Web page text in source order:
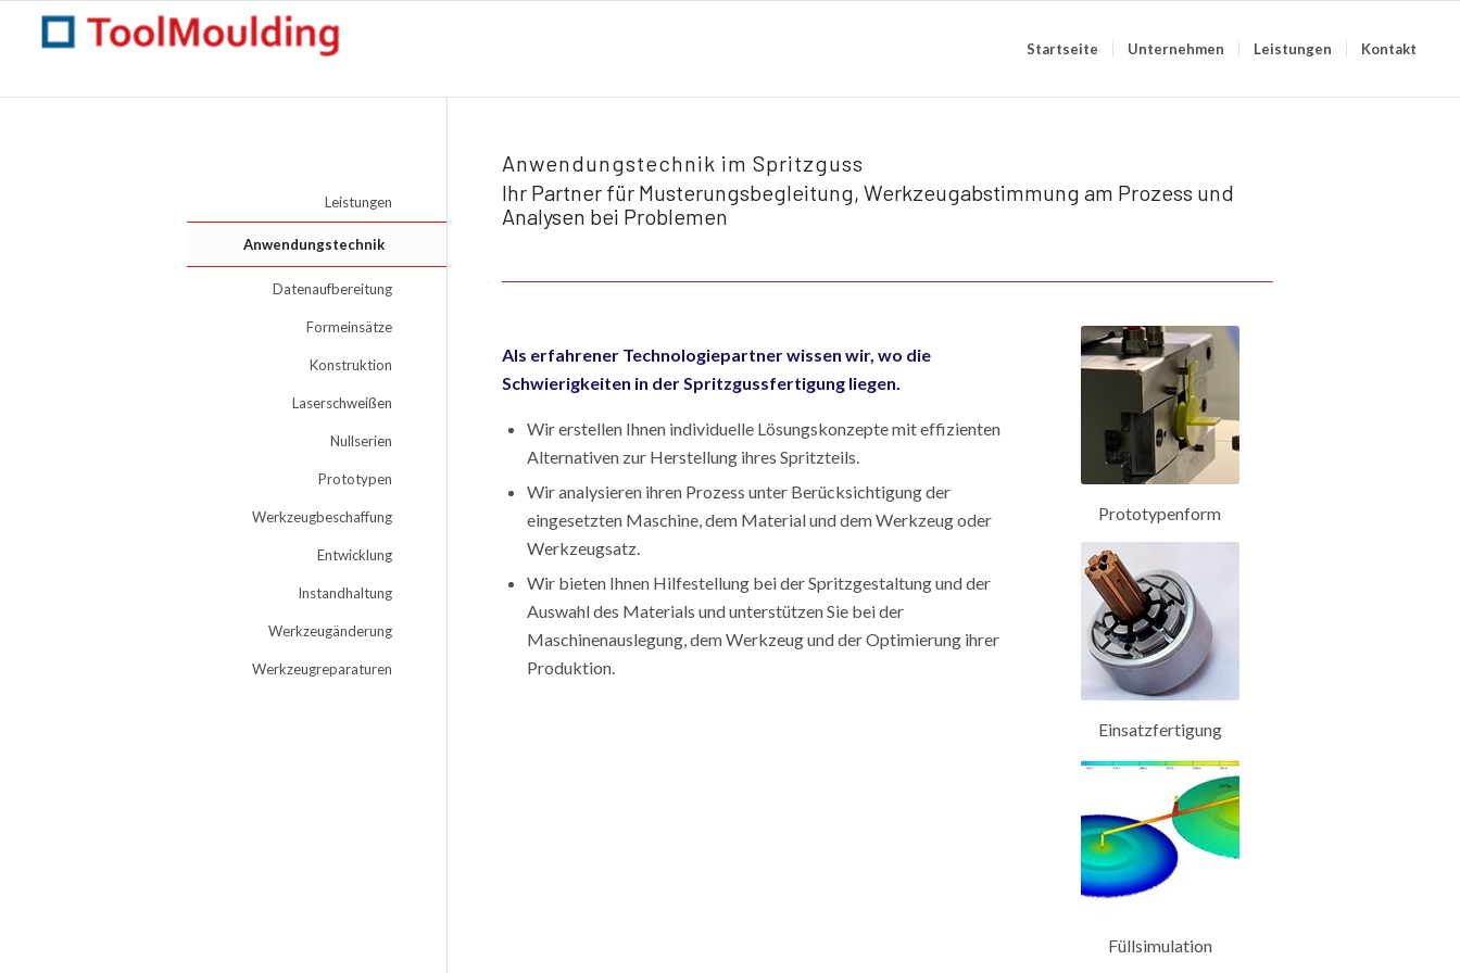
Startseite Unternehmen Leistungen Kontakt
Anwendungstechnik im Spritzguss
Ihr Partner für Musterungsbegleitung, Werkzeugabstimmung am Prozess und
Analysen bei Problemen
Als erfahrener Technologiepartner wissen wir, wo die
Schwierigkeiten in der Spritzgussfertigung liegen.
Wir erstellen Ihnen individuelle Lösungskonzepte mit effizienten
Alternativen zur Herstellung ihres Spritzteils.
Wir analysieren ihren Prozess unter Berücksichtigung der
eingesetzten Maschine, dem Material und dem Werkzeug oder
Werkzeugsatz.
Wir bieten Ihnen Hilfestellung bei der Spritzgestaltung und der
Auswahl des Materials und unterstützen Sie bei der
Maschinenauslegung, dem Werkzeug und der Optimierung ihrer
Produktion.
Prototypenform
Einsatzfertigung
Füllsimulation
Leistungen
Anwendungstechnik
Datenaufbereitung
Formeinsätze
Konstruktion
Laserschweißen
Nullserien
Prototypen
Werkzeugbeschaffung
Entwicklung
Instandhaltung
Werkzeugänderung
Werkzeugreparaturen